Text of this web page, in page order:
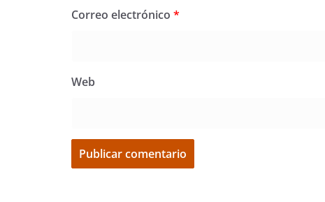
Correo electrónico *
Web